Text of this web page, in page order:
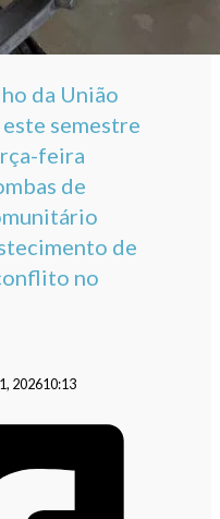
da União
este semestre
feira
de
de
no
202610:13